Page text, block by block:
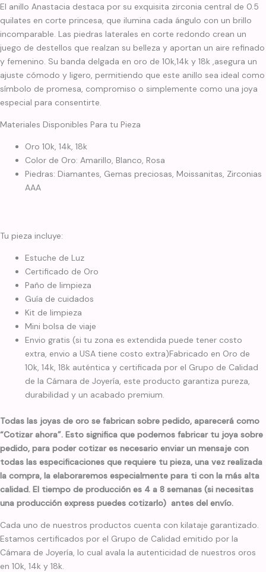
El anillo Anastacia destaca por su exquisita zirconia central de 0.5
quilates en corte princesa, que ilumina cada ángulo con un brillo
incomparable. Las piedras laterales en corte redondo crean un
juego de destellos que realzan su belleza y aportan un aire refinado
y femenino. Su banda delgada en oro de 10k,14k y 18k ,asegura un
ajuste cómodo y ligero, permitiendo que este anillo sea ideal como
símbolo de promesa, compromiso o simplemente como una joya
especial para consentirte.
Materiales Disponibles Para tu Pieza
Oro 10k, 14k, 18k
Color de Oro: Amarillo, Blanco, Rosa
Piedras: Diamantes, Gemas preciosas, Moissanitas, Zirconias
AAA
Tu pieza incluye:
Estuche de Luz
Certificado de Oro
Paño de limpieza
Guía de cuidados
Kit de limpieza
Mini bolsa de viaje
Envio gratis (si tu zona es extendida puede tener costo
extra, envio a USA tiene costo extra)Fabricado en Oro de
10k, 14k, 18k auténtica y certificada por el Grupo de Calidad
de la Cámara de Joyería, este producto garantiza pureza,
durabilidad y un acabado premium.
Todas las joyas de oro se fabrican sobre pedido, aparecerá como
“Cotizar ahora”. Esto significa que podemos fabricar tu joya sobre
pedido, para poder cotizar es necesario enviar un mensaje con
todas las especificaciones que requiere tu pieza, una vez realizada
la compra, la elaboraremos especialmente para ti con la más alta
calidad. El tiempo de producción es 4 a 8 semanas (si necesitas
una producción express puedes cotizarlo) antes del envío.
Cada uno de nuestros productos cuenta con kilataje garantizado.
Estamos certificados por el Grupo de Calidad emitido por la
Cámara de Joyería, lo cual avala la autenticidad de nuestros oros
en 10k, 14k y 18k.